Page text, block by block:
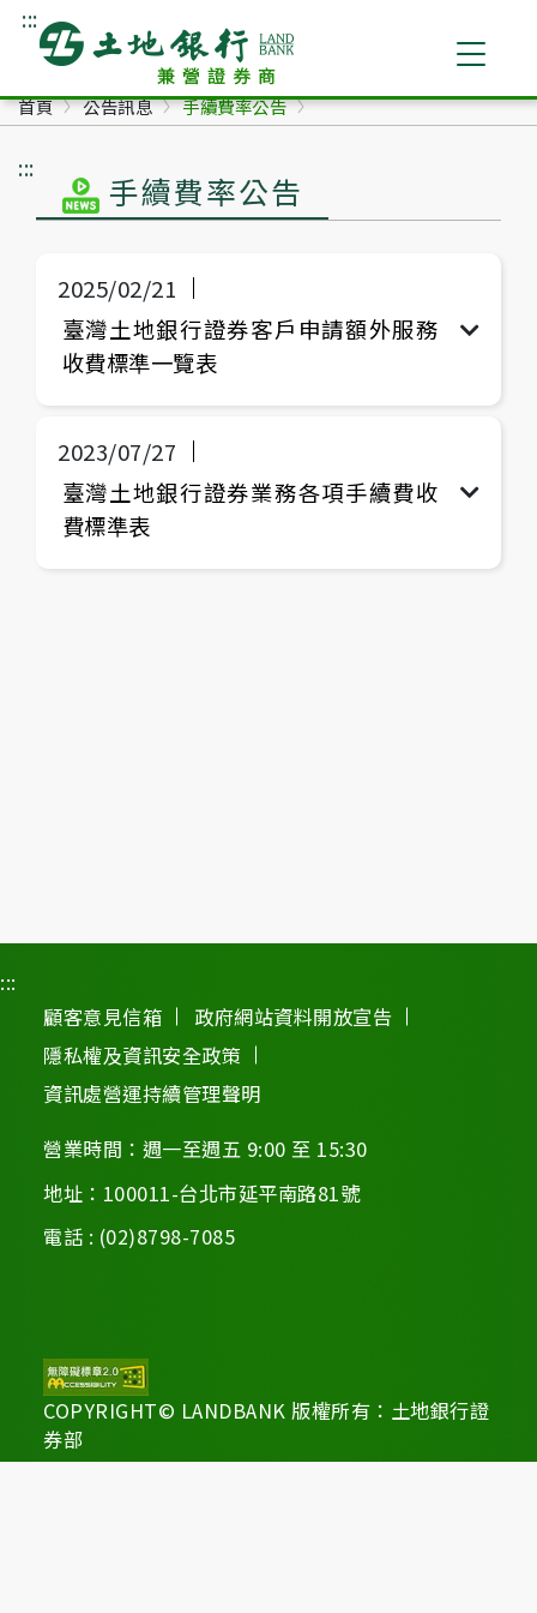
跳到主要內容
:::土地銀行兼營證券商
首頁 公告訊息 手續費率公告
:::
手續費率公告
2025/02/21
臺灣土地銀行證券客戶申請額外服務
收費標準一覽表
2023/07/27
臺灣土地銀行證券業務各項手續費收
費標準表
:::
顧客意見信箱
政府網站資料開放宣告
隱私權及資訊安全政策
資訊處營運持續管理聲明
營業時間：週一至週五 9:00 至 15:30
地址：100011-台北市延平南路81號
電話 : (02)8798-7085
COPYRIGHT© LANDBANK 版權所有：土地銀行證
券部